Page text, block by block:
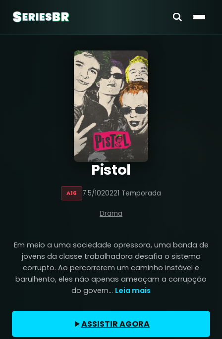
Pistol
A16 7.5/1020221 Temporada
Drama
Em meio a uma sociedade opressora, uma banda de
jovens da classe trabalhadora desafia o sistema
corrupto. Ao percorrerem um caminho instável e
barulhento, eles não apenas ameaçam a corrupção
do govern... Leia mais
ASSISTIR AGORA